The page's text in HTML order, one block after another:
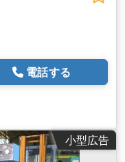
電話する
小型広告